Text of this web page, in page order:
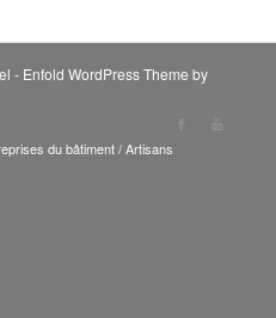
- Enfold WordPress Theme by
du bâtiment / Artisans